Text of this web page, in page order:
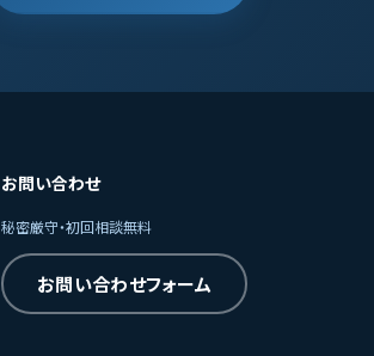
お問い合わせ
秘密厳守・初回相談無料
お問い合わせフォーム